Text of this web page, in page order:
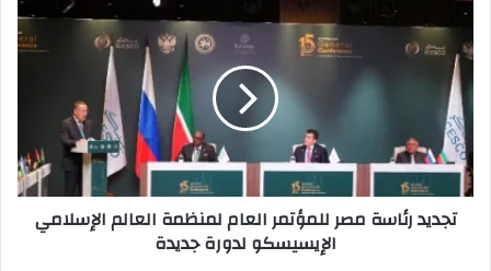
تجديد
رئاسة
مصر
للمؤتمر
العام
لمنظمة
العالم
الإسلامي
الإيسيسكو
لدورة
تجديد رئاسة مصر للمؤتمر العام لمنظمة العالم الإسلامي
الإيسيسكو لدورة جديدة